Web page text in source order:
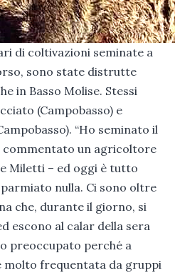
di coltivazioni seminate a
sono state distrutte
in Basso Molise. Stessi
(Campobasso) e
“Ho seminato il
commentato un agricoltore
Miletti – ed oggi è tutto
nulla. Ci sono oltre
che, durante il giorno, si
escono al calar della sera
preoccupato perché a
molto frequentata da gruppi